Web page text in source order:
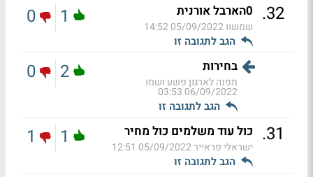
32
. 0הארבל אורנית
שמשוו05/09/2022 14:52
הגב לתגובה זו
1
0
בחירות
תפנה לארגון פשע ושמו
06/09/2022 03:53
הגב לתגובה זו
2
0
31
. כול עוד משלמים כול מחיר
ישראלי פראייר05/09/2022 12:51
הגב לתגובה זו
1
1